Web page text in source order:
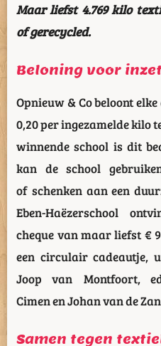
Maar liefst 4.769 kilo
of gerecycled.
Beloning voor
Opnieuw & Co beloont
0,20 per ingezamelde kilo
winnende school is dit
kan de school
of schenken aan een
Eben-Haëzerschool
cheque van maar liefst €
een circulair cadeautje,
Joop van Montfoort,
Cimen en Johan van de
Samen tegen